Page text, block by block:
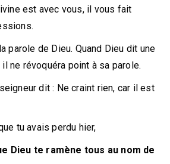
est avec vous, il vous fait
parole de Dieu. Quand Dieu dit une
ne révoquéra point à sa parole.
dit : Ne craint rien, car il est
tu avais perdu hier,
Dieu te ramène tous au nom de